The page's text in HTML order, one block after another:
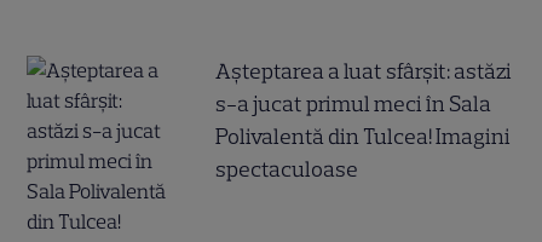
Așteptarea a luat sfârșit: astăzi
s-a jucat primul meci în Sala
Polivalentă din Tulcea! Imagini
spectaculoase